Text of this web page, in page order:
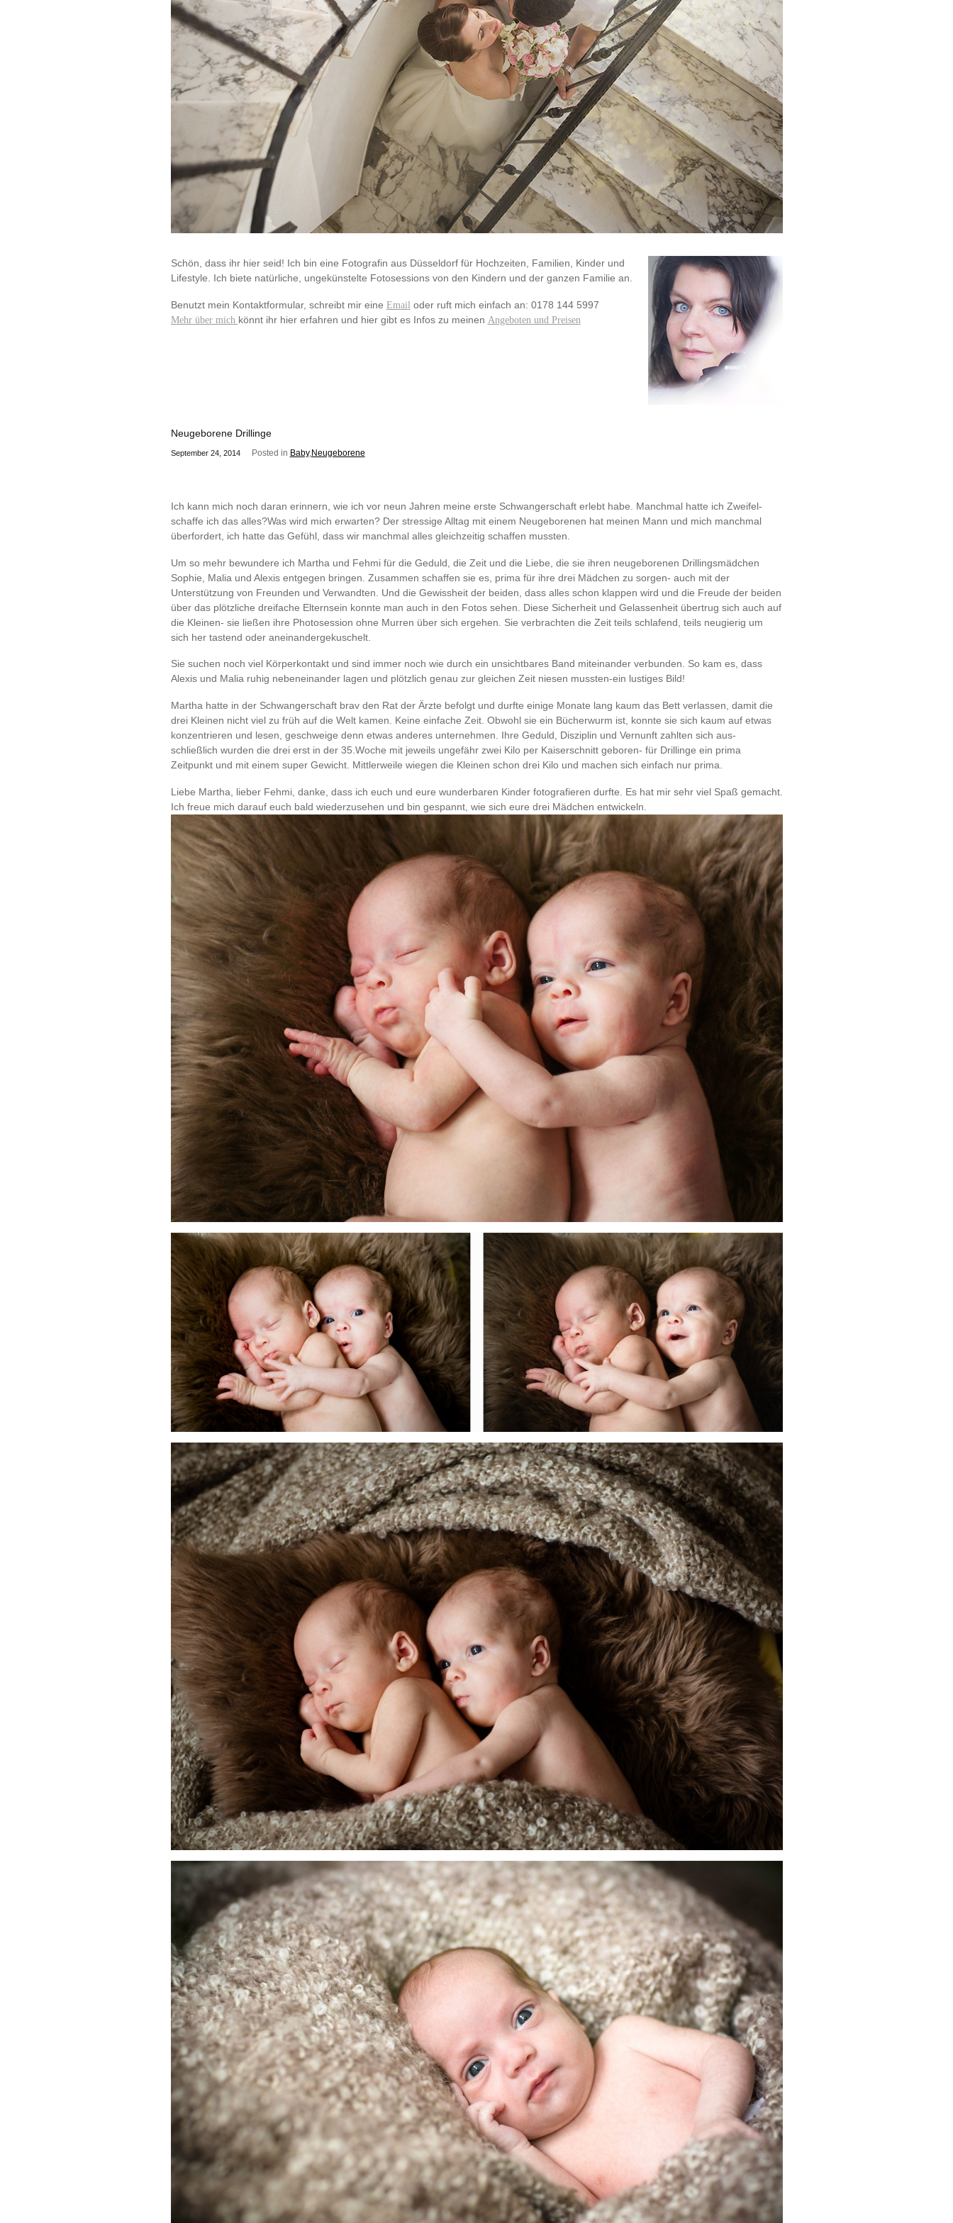
Schön, dass ihr hier seid! Ich bin eine Fotografin aus Düsseldorf für Hochzeiten, Familien, Kinder und
Lifestyle. Ich biete natürliche, ungekünstelte Fotosessions von den Kindern und der ganzen Familie an.
Benutzt mein Kontaktformular, schreibt mir eine Email oder ruft mich einfach an: 0178 144 5997
Mehr über mich könnt ihr hier erfahren und hier gibt es Infos zu meinen Angeboten und Preisen
Neugeborene Drillinge
September 24, 2014 Posted in Baby,Neugeborene
Ich kann mich noch daran erinnern, wie ich vor neun Jahren meine erste Schwangerschaft erlebt habe. Manchmal hatte ich Zweifel-
schaffe ich das alles?Was wird mich erwarten? Der stressige Alltag mit einem Neugeborenen hat meinen Mann und mich manchmal
überfordert, ich hatte das Gefühl, dass wir manchmal alles gleichzeitig schaffen mussten.
Um so mehr bewundere ich Martha und Fehmi für die Geduld, die Zeit und die Liebe, die sie ihren neugeborenen Drillingsmädchen
Sophie, Malia und Alexis entgegen bringen. Zusammen schaffen sie es, prima für ihre drei Mädchen zu sorgen- auch mit der
Unterstützung von Freunden und Verwandten. Und die Gewissheit der beiden, dass alles schon klappen wird und die Freude der beiden
über das plötzliche dreifache Elternsein konnte man auch in den Fotos sehen. Diese Sicherheit und Gelassenheit übertrug sich auch auf
die Kleinen- sie ließen ihre Photosession ohne Murren über sich ergehen. Sie verbrachten die Zeit teils schlafend, teils neugierig um
sich her tastend oder aneinandergekuschelt.
Sie suchen noch viel Körperkontakt und sind immer noch wie durch ein unsichtbares Band miteinander verbunden. So kam es, dass
Alexis und Malia ruhig nebeneinander lagen und plötzlich genau zur gleichen Zeit niesen mussten-ein lustiges Bild!
Martha hatte in der Schwangerschaft brav den Rat der Ärzte befolgt und durfte einige Monate lang kaum das Bett verlassen, damit die
drei Kleinen nicht viel zu früh auf die Welt kamen. Keine einfache Zeit. Obwohl sie ein Bücherwurm ist, konnte sie sich kaum auf etwas
konzentrieren und lesen, geschweige denn etwas anderes unternehmen. Ihre Geduld, Disziplin und Vernunft zahlten sich aus-
schließlich wurden die drei erst in der 35.Woche mit jeweils ungefähr zwei Kilo per Kaiserschnitt geboren- für Drillinge ein prima
Zeitpunkt und mit einem super Gewicht. Mittlerweile wiegen die Kleinen schon drei Kilo und machen sich einfach nur prima.
Liebe Martha, lieber Fehmi, danke, dass ich euch und eure wunderbaren Kinder fotografieren durfte. Es hat mir sehr viel Spaß gemacht.
Ich freue mich darauf euch bald wiederzusehen und bin gespannt, wie sich eure drei Mädchen entwickeln.